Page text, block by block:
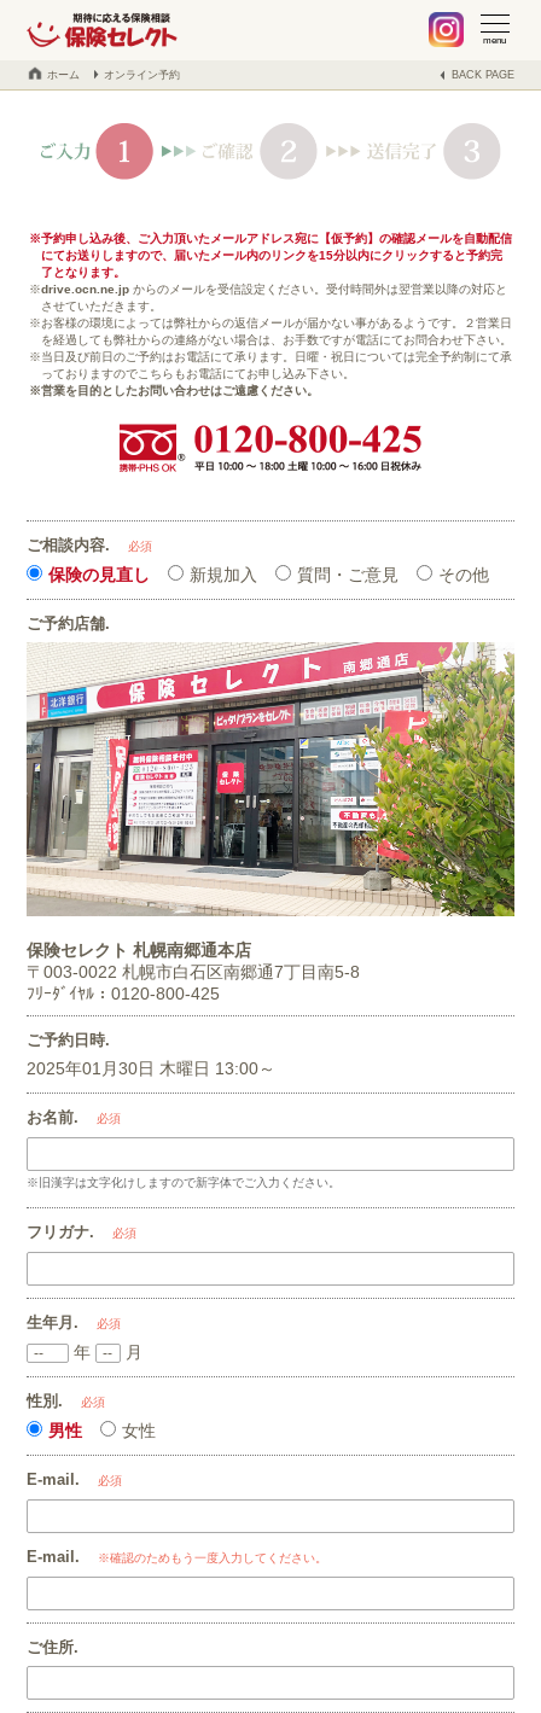
札幌 保険の不安や疑問、お気軽に何でもご相談ください。保険見
当社でご契約中のお客様へ
取扱保険会社
会社案内
不動産事業の紹介
ブログ
menu
ホーム オンライン予約 BACK PAGE
予約申し込み後、ご入力頂いたメールアドレス宛に【仮予約】の確認メールを自動配信
にてお送りしますので、届いたメール内のリンクを15分以内にクリックすると予約完
了となります。
drive.ocn.ne.jp からのメールを受信設定ください。受付時間外は翌営業以降の対応と
させていただきます。
お客様の環境によっては弊社からの返信メールが届かない事があるようです。２営業日
を経過しても弊社からの連絡がない場合は、お手数ですが電話にてお問合わせ下さい。
当日及び前日のご予約はお電話にて承ります。日曜・祝日については完全予約制にて承
っておりますのでこちらもお電話にてお申し込み下さい。
営業を目的としたお問い合わせはご遠慮ください。
ご相談内容. 必須
保険の見直し 新規加入 質問・ご意見 その他
ご予約店舗.
保険セレクト 札幌南郷通本店
〒003-0022札幌市白石区南郷通7丁目南5-8
ﾌﾘｰﾀﾞｲﾔﾙ：0120-800-425
ご予約日時.
2025年01月30日 木曜日 13:00～
お名前. 必須
※旧漢字は文字化けしますので新字体でご入力ください。
フリガナ. 必須
生年月. 必須
年 月
性別. 必須
男性 女性
E-mail. 必須
E-mail. ※確認のためもう一度入力してください。
ご住所.